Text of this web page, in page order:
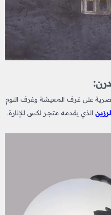
عصرية على غرف المعيشة وغرف النوم
الذي يقدمه متجر لكس للإنارة.